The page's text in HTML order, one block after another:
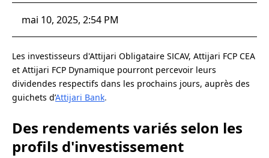
mai 10, 2025, 2:54 PM
Les investisseurs d'Attijari Obligataire SICAV, Attijari FCP CEA
et Attijari FCP Dynamique pourront percevoir leurs
dividendes respectifs dans les prochains jours, auprès des
guichets d’Attijari Bank.
Des rendements variés selon les
profils d'investissement